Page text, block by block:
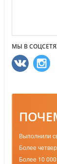
МЫ В
Выполнили
Более
Более 10